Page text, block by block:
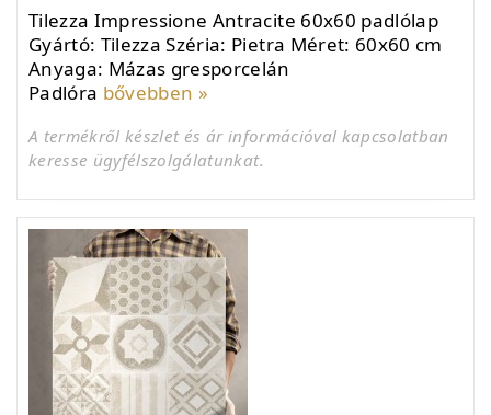
Tilezza Impressione Antracite 60x60 padlólap
Gyártó: Tilezza Széria: Pietra Méret: 60x60 cm
Anyaga: Mázas gresporcelán
Padlóra bővebben »
A termékről készlet és ár információval kapcsolatban
keresse ügyfélszolgálatunkat.